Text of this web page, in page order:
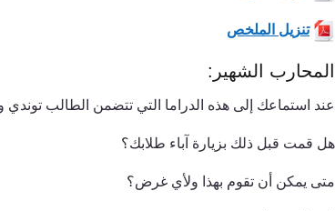
تنزيل الملخص
المحارب الشهير:
عند استماعك إلى هذه الدراما التي تتضمن الطالب
هل قمت قبل ذلك بزيارة آباء طلابك؟
متى يمكن أن تقوم بهذا ولأي غرض؟